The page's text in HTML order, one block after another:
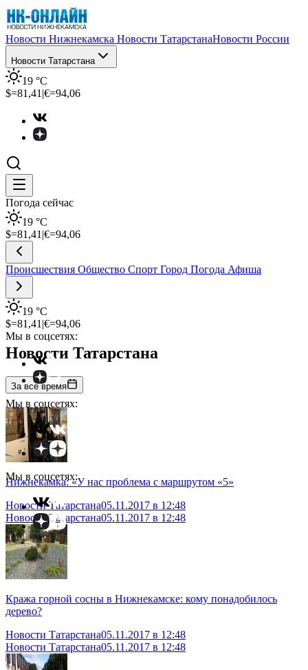
Новости Нижнекамска Новости ТатарстанаНовости России
Новости Татарстана
19 °C
$=81,41 |€=94,06
Погода сейчас
19 °C
$=81,41 |€=94,06
Происшествия Общество Спорт Город Погода Афиша
19 °C
$=81,41 |€=94,06
Мы в соцсетях:
Мы в соцсетях:
Мы в соцсетях:
Новости Татарстана
За все время
Нижнекамка: «У нас проблема с маршрутом «5»
Новости Татарстана05.11.2017 в 12:48
Новости Татарстана05.11.2017 в 12:48
Кража горной сосны в Нижнекамске: кому понадобилось
дерево?
Новости Татарстана05.11.2017 в 12:48
Новости Татарстана05.11.2017 в 12:48